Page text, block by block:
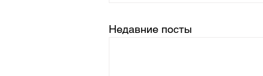
Недавние посты